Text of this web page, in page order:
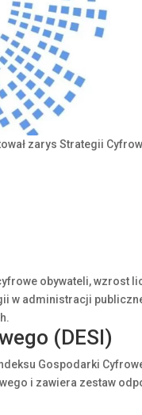
zarys Strategii
obywateli, wzrost
w administracji
(DESI)
Gospodarki
i zawiera zestaw